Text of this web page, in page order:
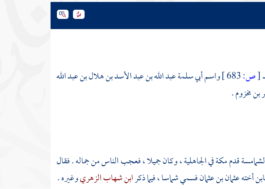
[ص:
واسم أبي سلمة عبد الله بن عبد الأسد بن هلال بن عبد الله
مخزوم.
قدممكةفي الجاهلية ، وكان جميلا ، فعجب الناس من جماله . فقال
أختهعثمان بن عثمانفسمي شماسا ، فيما ذكرابن شهاب الزهريوغيره .